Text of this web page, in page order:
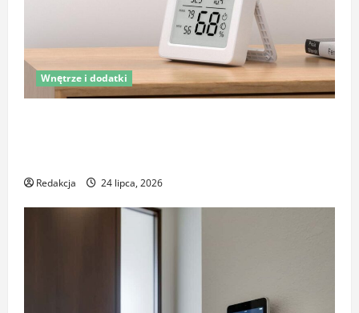
Wnętrze i dodatki
Redakcja 24 lipca, 2026